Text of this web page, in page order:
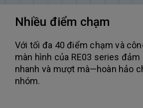
Nhiều điểm chạm
Với tối đa 40 điểm chạm và
màn hình của RE03 series đảm
nhanh và mượt mà—hoàn hảo
nhóm.